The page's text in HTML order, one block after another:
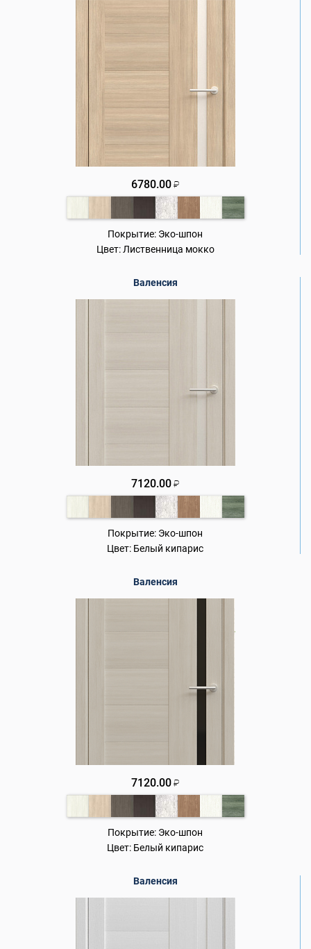
6780.00 ₽
Покрытие: Эко-шпон
Цвет: Лиственница мокко
Валенсия
7120.00 ₽
Покрытие: Эко-шпон
Цвет: Белый кипарис
Валенсия
7120.00 ₽
Покрытие: Эко-шпон
Цвет: Белый кипарис
Валенсия